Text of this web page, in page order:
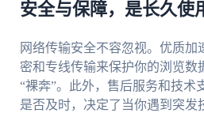
安全与保障，是长久使
网络传输安全不容忽视。优质加
密和专线传输来保护你的浏览数
“裸奔”。此外，售后服务和技术
是否及时，决定了当你遇到突发